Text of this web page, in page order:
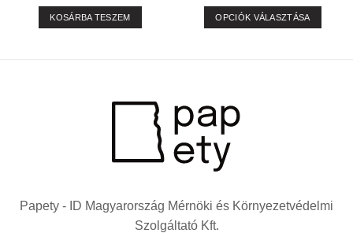
KOSÁRBA TESZEM OPCIÓK VÁLASZTÁSA
választhatók
Papety - ID Magyarország Mérnöki és Környezetvédelmi
Szolgáltató Kft.